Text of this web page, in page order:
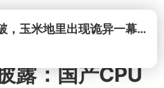
打开
露：国产CPU